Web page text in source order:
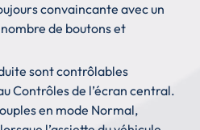
convaincante avec un
de boutons et
sont contrôlables
Contrôles de l’écran central.
en mode Normal,